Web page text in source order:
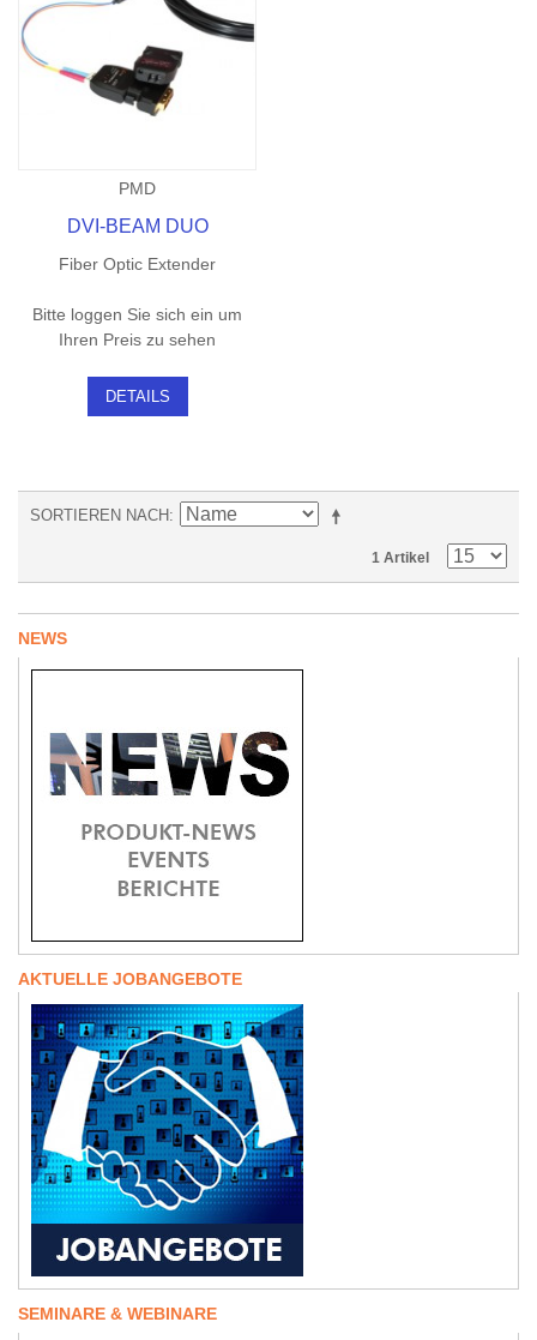
PMD
DVI-BEAM DUO
Fiber Optic Extender
Bitte loggen Sie sich ein um
Ihren Preis zu sehen
DETAILS
SORTIEREN NACH
1 Artikel
NEWS
AKTUELLE JOBANGEBOTE
SEMINARE & WEBINARE